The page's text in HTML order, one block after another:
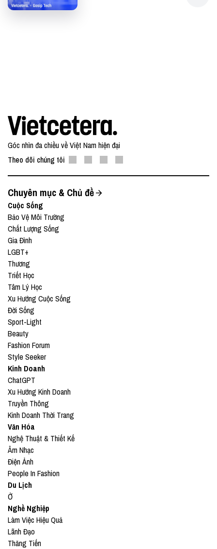
Góc nhìn đa chiều về Việt Nam hiện đại
Theo dõi chúng tôi
Chuyên mục & Chủ đề
Cuộc Sống
Bảo Vệ Môi Trường
Chất Lượng Sống
Gia Đình
LGBT+
Thương
Triết Học
Tâm Lý Học
Xu Hướng Cuộc Sống
Đời Sống
Sport-Light
Beauty
Fashion Forum
Style Seeker
Kinh Doanh
ChatGPT
Xu Hướng Kinh Doanh
Truyền Thông
Kinh Doanh Thời Trang
Văn Hóa
Nghệ Thuật & Thiết Kế
Âm Nhạc
Điện Ảnh
People In Fashion
Du Lịch
Ở
Nghề Nghiệp
Làm Việc Hiệu Quả
Lãnh Đạo
Thăng Tiến